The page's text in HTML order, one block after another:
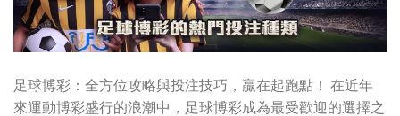
足球博彩：全方位攻略與投注技巧，贏在起跑點！ 在近年
來運動博彩盛行的浪潮中，足球博彩成為最受歡迎的選擇之